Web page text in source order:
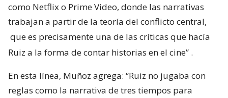
como Netflix o Prime Video, donde las narrativas
trabajan a partir de la teoría del conflicto central,
que es precisamente una de las críticas que hacía
Ruiz a la forma de contar historias en el cine” .
En esta línea, Muñoz agrega: “Ruiz no jugaba con
reglas como la narrativa de tres tiempos para